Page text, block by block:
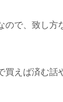
で、致し方
えば済む話